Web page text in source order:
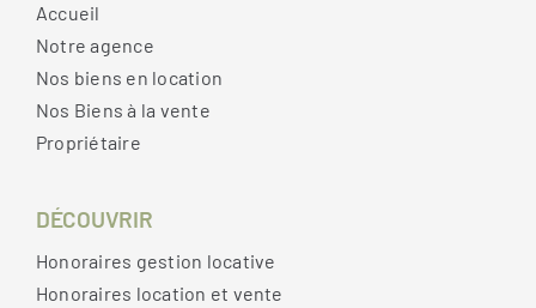
Accueil
Notre agence
Nos biens en location
Nos Biens à la vente
Propriétaire
DÉCOUVRIR
Honoraires gestion locative
Honoraires location et vente